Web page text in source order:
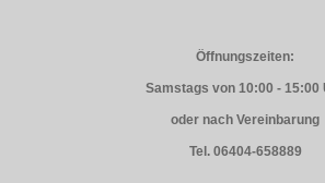
Öffnungszeiten:
Samstags von 10:00 - 15:00
oder nach Vereinbarung
Tel. 06404-658889